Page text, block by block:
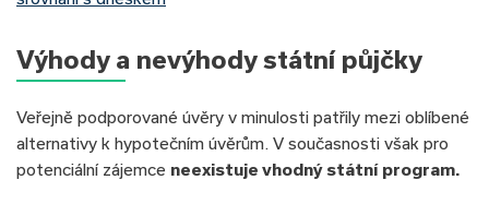
Výhody a nevýhody státní půjčky
Veřejně podporované úvěry v minulosti patřily mezi oblíbené
alternativy k hypotečním úvěrům. V současnosti však pro
potenciální zájemce neexistuje vhodný státní program.